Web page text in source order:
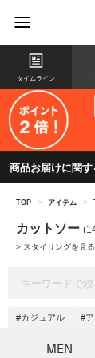
タイムライン
商品お届けに関
TOP > アイテム >
カットソー
> スタイリングを見る
#カジュアル #
MEN